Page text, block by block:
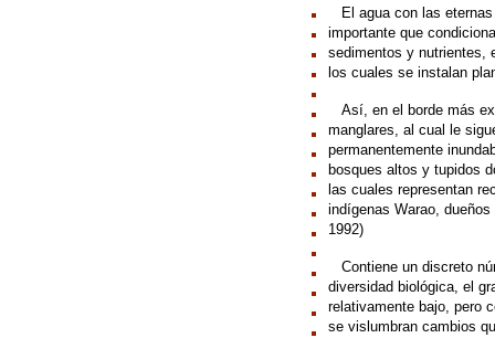
El agua con las
importante que
sedimentos y nutrientes,
los cuales se instalan
Así, en el borde más
manglares, al cual le
permanentemente
bosques altos y tupidos
las cuales representan
indígenas Warao,
1992)
Contiene un discreto
diversidad biológica, el
relativamente bajo, pero
se vislumbran cambios